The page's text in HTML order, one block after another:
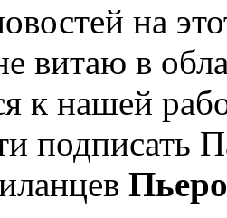
на
витаю в
к нашей
подписать